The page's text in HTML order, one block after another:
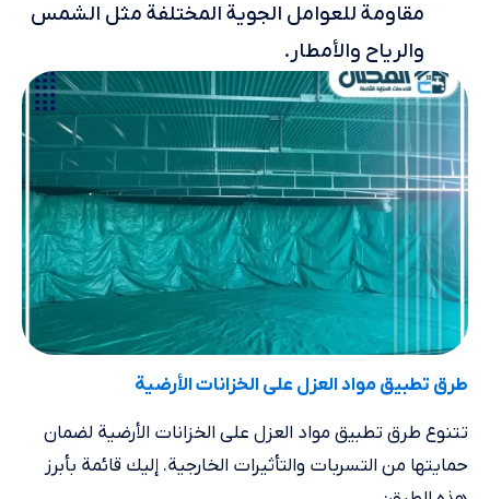
مقاومة للعوامل الجوية المختلفة مثل الشمس
والرياح والأمطار.
طرق تطبيق مواد العزل على الخزانات الأرضية
تتنوع طرق تطبيق مواد العزل على الخزانات الأرضية لضمان
حمايتها من التسربات والتأثيرات الخارجية. إليك قائمة بأبرز